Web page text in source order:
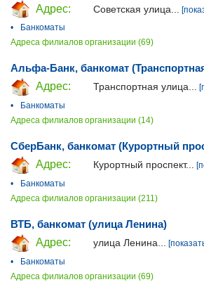
Адрес:
Советская улица...
•
Банкоматы
Адреса филиалов организации (69)
Альфа-Банк, банкомат
Адрес:
Транспортная улица...
•
Банкоматы
Адреса филиалов организации (14)
СберБанк, банкомат (Курортный
Адрес:
Курортный проспект...
•
Банкоматы
Адреса филиалов организации (211)
ВТБ, банкомат (улица Ленина)
Адрес:
улица Ленина...
•
Банкоматы
Адреса филиалов организации (69)